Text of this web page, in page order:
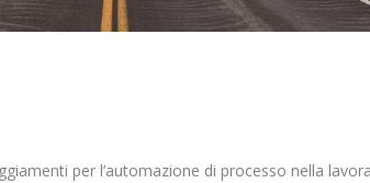
per l’automazione di processo nella